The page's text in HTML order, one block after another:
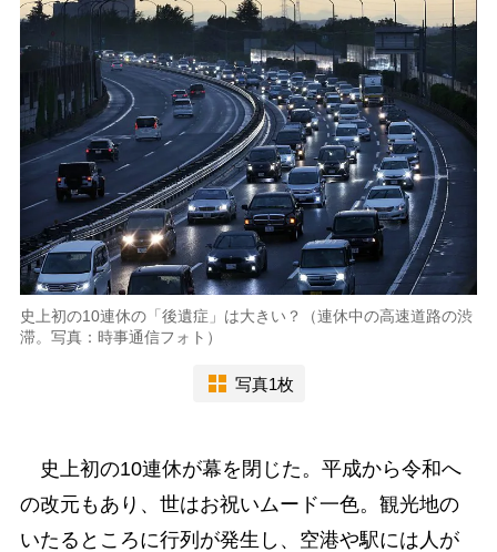
史上初の10連休の「後遺症」は大きい？（連休中の高速道路の渋
滞。写真：時事通信フォト）
写真1枚
史上初の10連休が幕を閉じた。平成から令和へ
の改元もあり、世はお祝いムード一色。観光地の
いたるところに行列が発生し、空港や駅には人が